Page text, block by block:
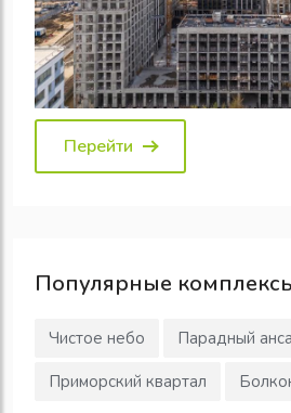
Перейти
Популярные
Чистое небо
Парадный
Приморский квартал